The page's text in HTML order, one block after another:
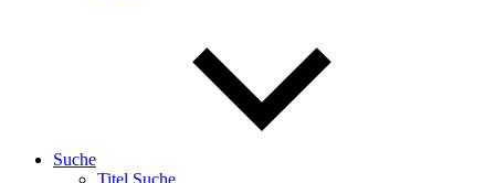
Suche
Titel Suche